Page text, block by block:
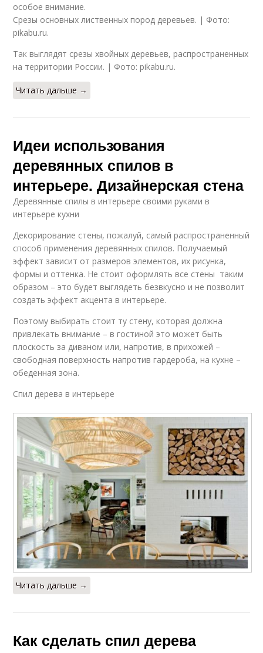
особое внимание.
Срезы основных лиственных пород деревьев. | Фото:
pikabu.ru.
Так выглядят срезы хвойных деревьев, распространенных
на территории России. | Фото: pikabu.ru.
Читать дальше →
Идеи использования
деревянных спилов в
интерьере. Дизайнерская стена
Деревянные спилы в интерьере своими руками в
интерьере кухни
Декорирование стены, пожалуй, самый распространенный
способ применения деревянных спилов. Получаемый
эффект зависит от размеров элементов, их рисунка,
формы и оттенка. Не стоит оформлять все стены таким
образом – это будет выглядеть безвкусно и не позволит
создать эффект акцента в интерьере.
Поэтому выбирать стоит ту стену, которая должна
привлекать внимание – в гостиной это может быть
плоскость за диваном или, напротив, в прихожей –
свободная поверхность напротив гардероба, на кухне –
обеденная зона.
Спил дерева в интерьере
Читать дальше →
Как сделать спил дерева